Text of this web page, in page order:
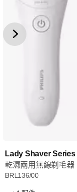
Lady Shaver Series
乾濕兩用無線剃毛器
BRL136/00